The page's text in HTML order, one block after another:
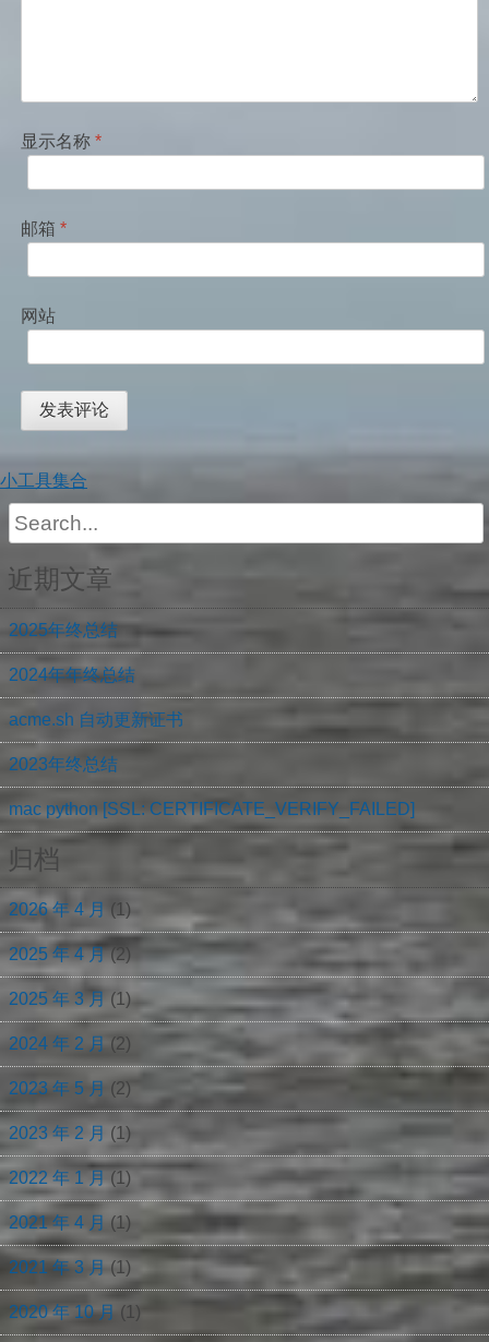
显示名称 *
邮箱 *
网站
小工具集合
Search
for:
近期文章
2025年终总结
2024年年终总结
acme.sh 自动更新证书
2023年终总结
mac python [SSL: CERTIFICATE_VERIFY_FAILED]
归档
2026 年 4 月 (1)
2025 年 4 月(2)
2025 年 3 月 (1)
2024 年 2 月 (2)
2023 年 5 月 (2)
2023 年 2 月 (1)
2022 年 1 月 (1)
2021 年 4 月 (1)
2021 年 3 月 (1)
2020 年 10 月 (1)